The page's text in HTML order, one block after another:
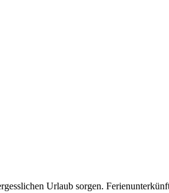
Urlaub sorgen.